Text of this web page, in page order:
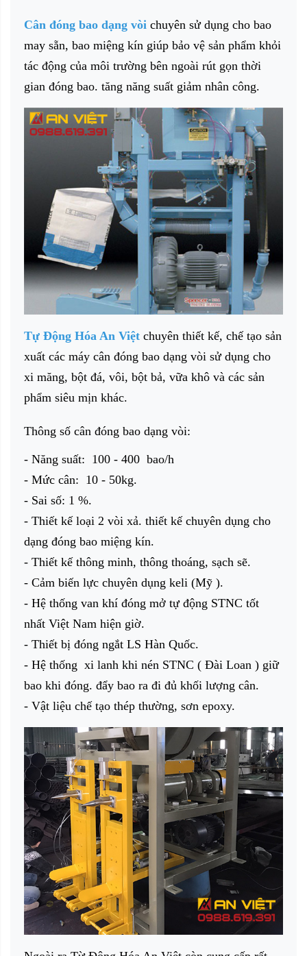
Cân đóng bao dạng vòi chuyên sử dụng cho bao
may sẵn, bao miệng kín giúp bảo vệ sản phẩm khỏi
tác động của môi trường bên ngoài rút gọn thời
gian đóng bao. tăng năng suất giảm nhân công.
Tự Động Hóa An Việt chuyên thiết kế, chế tạo sản
xuất các máy cân đóng bao dạng vòi sử dụng cho
xi măng, bột đá, vôi, bột bả, vữa khô và các sản
phẩm siêu mịn khác.
Thông số cân đóng bao dạng vòi:
- Năng suất: 100 - 400 bao/h
- Mức cân: 10 - 50kg.
- Sai số: 1 %.
- Thiết kế loại 2 vòi xả. thiết kế chuyên dụng cho
dạng đóng bao miệng kín.
- Thiết kế thông minh, thông thoáng, sạch sẽ.
- Cảm biến lực chuyên dụng keli (Mỹ ).
- Hệ thống van khí đóng mở tự động STNC tốt
nhất Việt Nam hiện giờ.
- Thiết bị đóng ngắt LS Hàn Quốc.
- Hệ thống xi lanh khi nén STNC ( Đài Loan ) giữ
bao khi đóng. đẩy bao ra đi đủ khối lượng cân.
- Vật liệu chế tạo thép thường, sơn epoxy.